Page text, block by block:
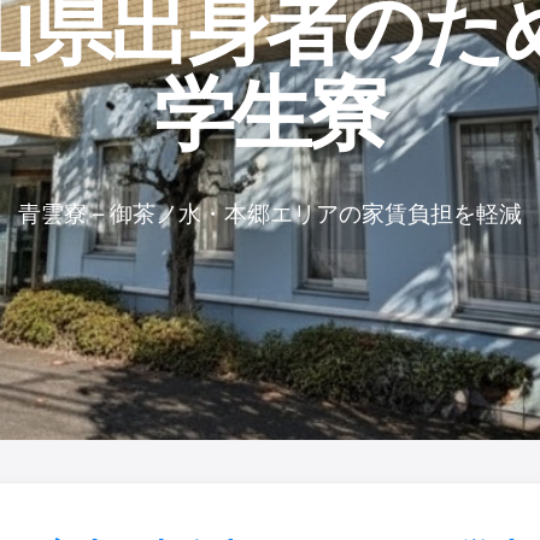
県出身者の​た
学生寮
青雲寮 – 御茶ノ水・本郷エリアの家賃負担を軽減